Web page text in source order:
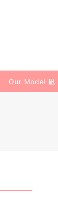
Our Model 凪